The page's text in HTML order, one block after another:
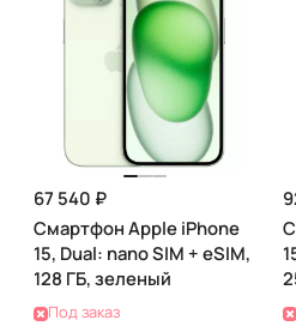
67 540 ₽
Смартфон Apple iPhone
15, Dual: nano SIM + eSIM,
128 ГБ, зеленый
Под заказ